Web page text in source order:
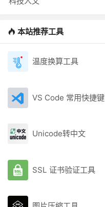
本站推荐工具
温度换算工具
VS Code 常用快捷键
Unicode转中文
SSL 证书验证工具